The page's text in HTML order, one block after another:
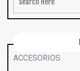
ACCESORIOS